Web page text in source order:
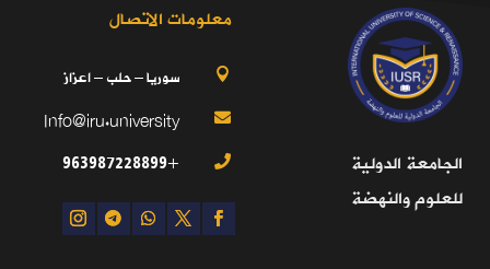
الجامعة الدولية
للعلوم والنهضة
معلومات الاتصال
 سوريا – حلب – اعزاز

Info@iru.university

+963987228899